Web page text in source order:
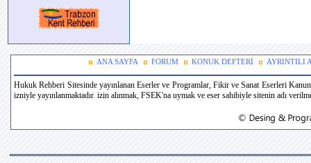
ANA SAYFA FORUM KONUK DEFTERİ AYRINTILI
Hukuk Rehberi Sitesinde yayınlanan Eserler ve Programlar, Fikir ve Sanat Eserleri
izniyle yayınlanmaktadır. izin alınmak, FSEK'na uymak ve eser sahibiyle sitenin adı